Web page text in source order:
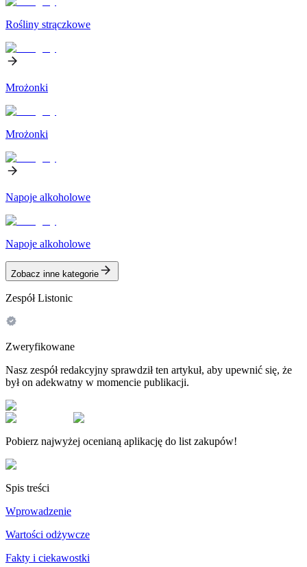
Rośliny strączkowe
Mrożonki
Mrożonki
Napoje alkoholowe
Napoje alkoholowe
Zobacz inne kategorie
Zespół Listonic
Zweryfikowane
Nasz zespół redakcyjny sprawdził ten artykuł, aby upewnić się, że
był on adekwatny w momencie publikacji.
Pobierz najwyżej ocenianą aplikację do list zakupów!
Spis treści
Wprowadzenie
Wartości odżywcze
Fakty i ciekawostki